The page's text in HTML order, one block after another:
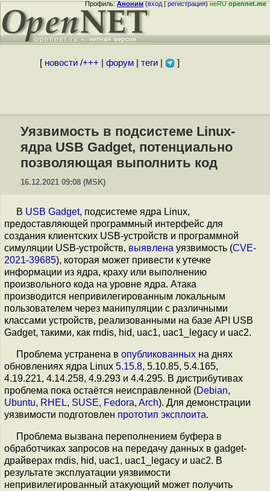
Профиль:Аноним(вход|регистрация)неRUopennet.me
[ новости/+++ форум| теги| ]
Уязвимость в подсистеме Linux-
ядра USB Gadget, потенциально
позволяющая выполнить код
16.12.2021 09:08 (MSK)
В USB Gadget, подсистеме ядра Linux,
предоставляющей программный интерфейс для
создания клиентских USB-устройств и программной
симуляции USB-устройств, выявлена уязвимость (CVE-
2021-39685), которая может привести к утечке
информации из ядра, краху или выполнению
произвольного кода на уровне ядра. Атака
производится непривилегированным локальным
пользователем через манипуляции с различными
классами устройств, реализованными на базе API USB
Gadget, такими, как rndis, hid, uac1, uac1_legacy и uac2.
Проблема устранена в опубликованных на днях
обновлениях ядра Linux 5.15.8, 5.10.85, 5.4.165,
4.19.221, 4.14.258, 4.9.293 и 4.4.295. В дистрибутивах
проблема пока остаётся неисправленной (Debian,
Ubuntu, RHEL, SUSE, Fedora, Arch). Для демонстрации
уязвимости подготовлен прототип эксплоита.
Проблема вызвана переполнением буфера в
обработчиках запросов на передачу данных в gadget-
драйверах rndis, hid, uac1, uac1_legacy и uac2. В
результате эксплуатации уязвимости
непривилегированный атакующий может получить